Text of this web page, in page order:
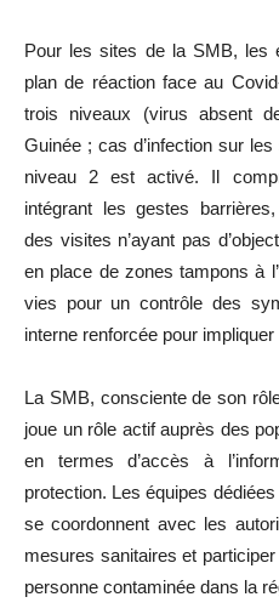
Pour les sites de la SMB, les
plan de réaction face au
trois niveaux (virus absent
Guinée ; cas d’infection sur
niveau 2 est activé. Il
intégrant les gestes
des visites n’ayant pas
en place de zones tampons à
vies pour un contrôle des
interne renforcée pour
La SMB, consciente de son
joue un rôle actif auprès des
en termes d’accès à
protection. Les équipes
se coordonnent avec les
mesures sanitaires et
personne contaminée dans la